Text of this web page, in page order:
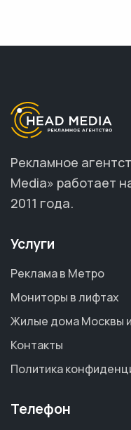
Рекламное
Media» работает
2011 года.
Услуги
Реклама в Метро
Мониторы в лифтах
Жилые дома Москвы
Контакты
Политика
Телефон